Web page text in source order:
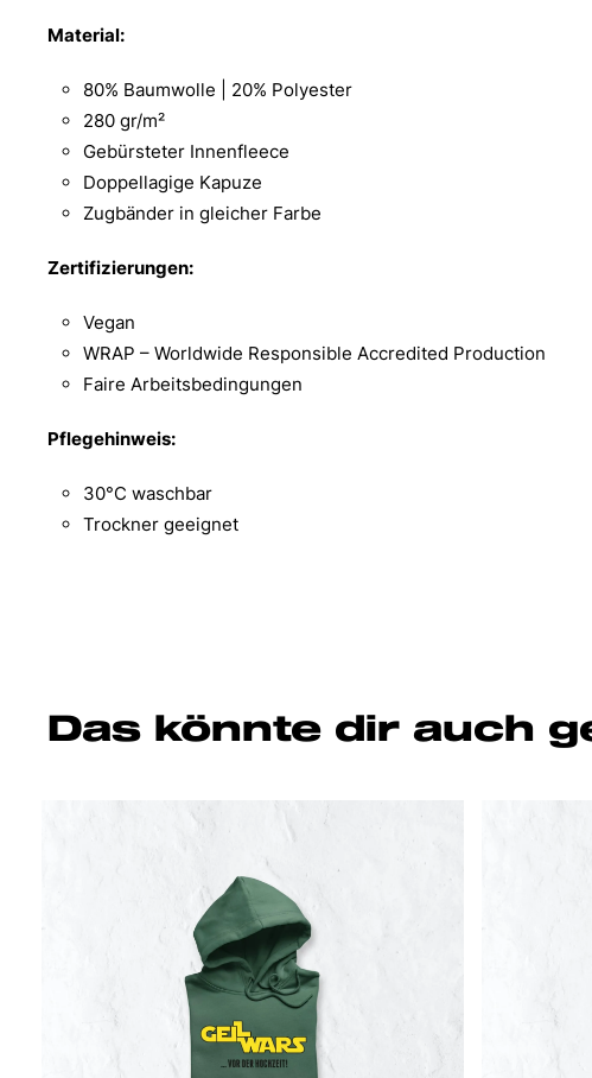
Material:
80% Baumwolle | 20% Polyester
280 gr/m²
Gebürsteter Innenfleece
Doppellagige Kapuze
Zugbänder in gleicher Farbe
Zertifizierungen:
Vegan
WRAP – Worldwide Responsible Accredited Production
Faire Arbeitsbedingungen
Pflegehinweis:
30°C waschbar
Trockner geeignet
Das könnte dir auch